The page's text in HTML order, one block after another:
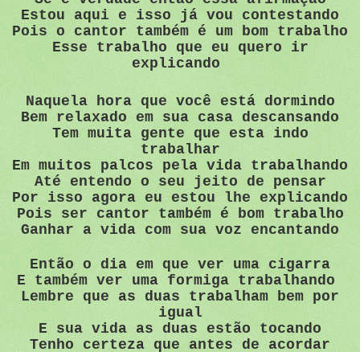
Estou aqui e isso já vou contestando
Pois o cantor também é um bom trabalho
Esse trabalho que eu quero ir
explicando
Naquela hora que você está dormindo
Bem relaxado em sua casa descansando
Tem muita gente que esta indo
trabalhar
Em muitos palcos pela vida trabalhando
Até entendo o seu jeito de pensar
Por isso agora eu estou lhe explicando
Pois ser cantor também é bom trabalho
Ganhar a vida com sua voz encantando
Então o dia em que ver uma cigarra
E também ver uma formiga trabalhando
Lembre que as duas trabalham bem por
igual
E sua vida as duas estão tocando
Tenho certeza que antes de acordar